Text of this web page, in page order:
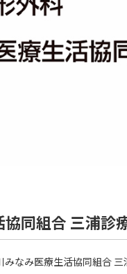
同組合 三浦診
みなみ医療生活協同組合 三